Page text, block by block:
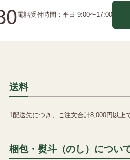
電話受付時間：平日 9:00〜17:00
送料
1配送先につき、ご注文合計8,000円以上
梱包・熨斗（のし）につい